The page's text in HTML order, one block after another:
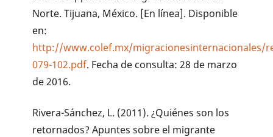
Norte. Tijuana, México. [En línea]. Disponible
en:
http://www.colef.mx/migracionesinternacionales/
079-102.pdf. Fecha de consulta: 28 de marzo
de 2016.
Rivera-Sánchez, L. (2011). ¿Quiénes son los
retornados? Apuntes sobre el migrante